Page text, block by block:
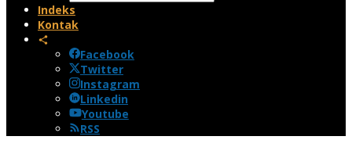
Indeks
Kontak
Facebook
Twitter
Instagram
Linkedin
Youtube
RSS